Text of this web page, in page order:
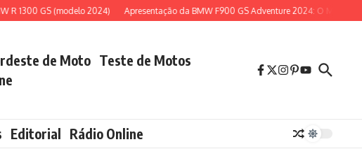
GS (modelo 2024) Apresentação da BMW F900 GS Adventure 2024: O Melhor para
de Moto Teste de Motos
Editorial Rádio Online